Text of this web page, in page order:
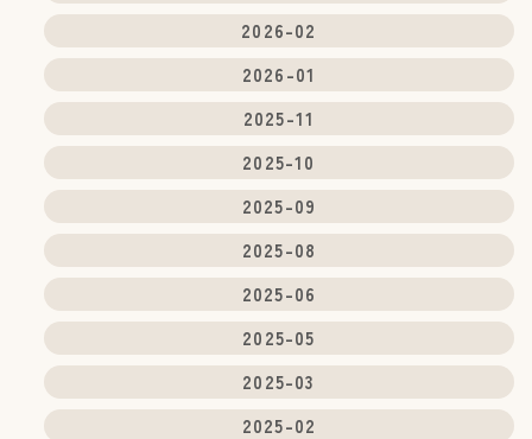
2026-02
2026-01
2025-11
2025-10
2025-09
2025-08
2025-06
2025-05
2025-03
2025-02
当社は、ユーザーが3-1に定める方法により個別
に同意した場合、当社は以下の情報を利用中の
端末から収集します。
・位置情報
本サービスのサービス提供にかかわる利用者情報
の具体的な利用目的は以下のとおりです。
(1) 本サービスに関する登録の受付、本人確認、
ユーザー認証、ユーザー設定の記録、利用料金
の決済計算等本サービスの提供、維持、保護及
び改善のため
(2) ユーザーのトラフィック測定及び行動測定の
ため
(3) 広告の配信、表示及び効果測定のため
(4) 本サービスに関するご案内、お問い合わせ等